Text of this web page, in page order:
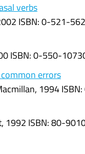
verbs
ISBN: 0-521-
ISBN: 0-550-
errors
1994
1992 ISBN: 80-